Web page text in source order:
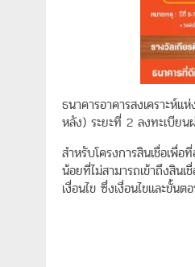
ธนาคารอาคารสงเคราะห์แ
หลัง) ระยะที่ 2 ลงทะเบีย
สำหรับโครงการสินเชื่อเพื่
น้อยที่ไม่สามารถเข้าถึงสิน
เงื่อนไข ซึ่งเงื่อนไขและขั้น